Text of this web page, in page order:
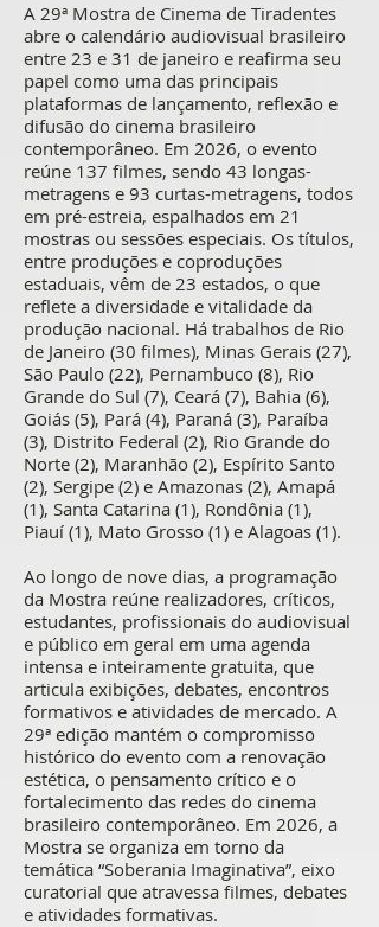
A 29ª Mostra de Cinema de Tiradentes
abre o calendário audiovisual brasileiro
entre 23 e 31 de janeiro e reafirma seu
papel como uma das principais
plataformas de lançamento, reflexão e
difusão do cinema brasileiro
contemporâneo. Em 2026, o evento
reúne 137 filmes, sendo 43 longas-
metragens e 93 curtas-metragens, todos
em pré-estreia, espalhados em 21
mostras ou sessões especiais. Os títulos,
entre produções e coproduções
estaduais, vêm de 23 estados, o que
reflete a diversidade e vitalidade da
produção nacional. Há trabalhos de Rio
de Janeiro (30 filmes), Minas Gerais (27),
São Paulo (22), Pernambuco (8), Rio
Grande do Sul (7), Ceará (7), Bahia (6),
Goiás (5), Pará (4), Paraná (3), Paraíba
(3), Distrito Federal (2), Rio Grande do
Norte (2), Maranhão (2), Espírito Santo
(2), Sergipe (2) e Amazonas (2), Amapá
(1), Santa Catarina (1), Rondônia (1),
Piauí (1), Mato Grosso (1) e Alagoas (1).
Ao longo de nove dias, a programação
da Mostra reúne realizadores, críticos,
estudantes, profissionais do audiovisual
e público em geral em uma agenda
intensa e inteiramente gratuita, que
articula exibições, debates, encontros
formativos e atividades de mercado. A
29ª edição mantém o compromisso
histórico do evento com a renovação
estética, o pensamento crítico e o
fortalecimento das redes do cinema
brasileiro contemporâneo. Em 2026, a
Mostra se organiza em torno da
temática “Soberania Imaginativa”, eixo
curatorial que atravessa filmes, debates
e atividades formativas.